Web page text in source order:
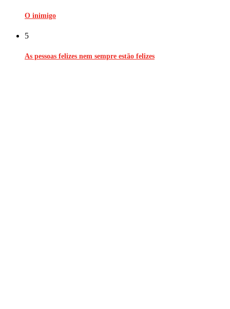
O inimigo
5
As pessoas felizes nem sempre estão felizes